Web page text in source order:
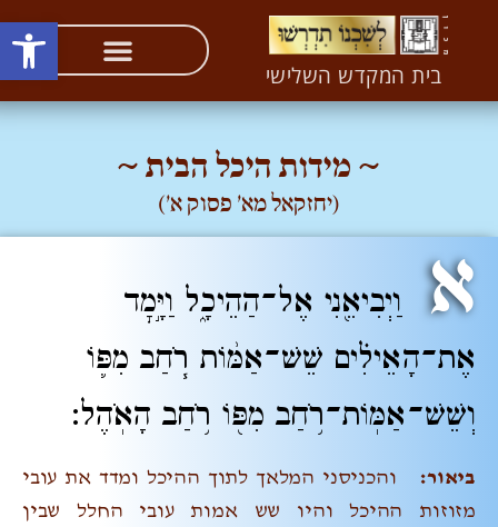
פתח
בית המקדש השלישי
העיקר להחזיר את הכבוד לשרשו – לקב"ה (ליקו"מ יד)
~ מידות היכל הבית ~
(יחזקאל מא' פסוק א')
א
וַיְבִיאֵ֖נִי אֶל־הַהֵיכָ֑ל וַיָּ֣מׇד
אֶת־הָאֵילִ֗ים שֵׁשׁ־אַמּ֨וֹת רֹ֧חַב מִפּ֛וֹ
וְשֵׁשׁ־אַמּֽוֹת־רֹ֥חַב מִפּ֖וֹ רֹ֥חַב הָאֹֽהֶל׃
ביאור:
והכניסני המלאך לתוך ההיכל ומדד את עובי
מזוזות ההיכל והיו שש אמות עובי החלל שבין